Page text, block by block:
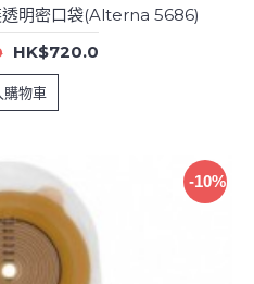
明密口袋(Alterna 5686)
HK$720.0
購物車
-10%